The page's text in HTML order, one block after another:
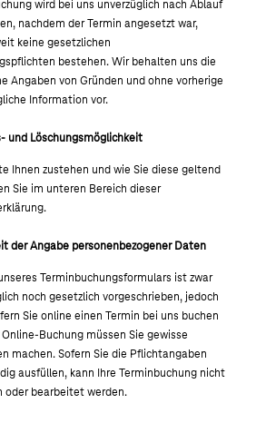
wird bei uns unverzüglich nach Ablauf
nachdem der Termin angesetzt war,
keine gesetzlichen
bestehen. Wir behalten uns die
Angaben von Gründen und ohne vorherige
Information vor.
und Löschungsmöglichkeit
Ihnen zustehen und wie Sie diese geltend
Sie im unteren Bereich dieser
der Angabe personenbezogener Daten
Terminbuchungsformulars ist zwar
noch gesetzlich vorgeschrieben, jedoch
Sie online einen Termin bei uns buchen
Buchung müssen Sie gewisse
machen. Sofern Sie die Pflichtangaben
ausfüllen, kann Ihre Terminbuchung nicht
oder bearbeitet werden.